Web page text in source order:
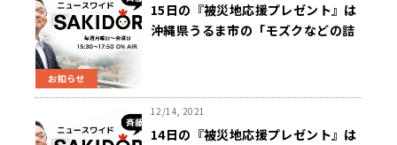
お知らせ
15日の『被災地応援プレゼント』は
沖縄県うるま市の「モズクなどの詰
12/14, 2021
14日の『被災地応援プレゼント』は